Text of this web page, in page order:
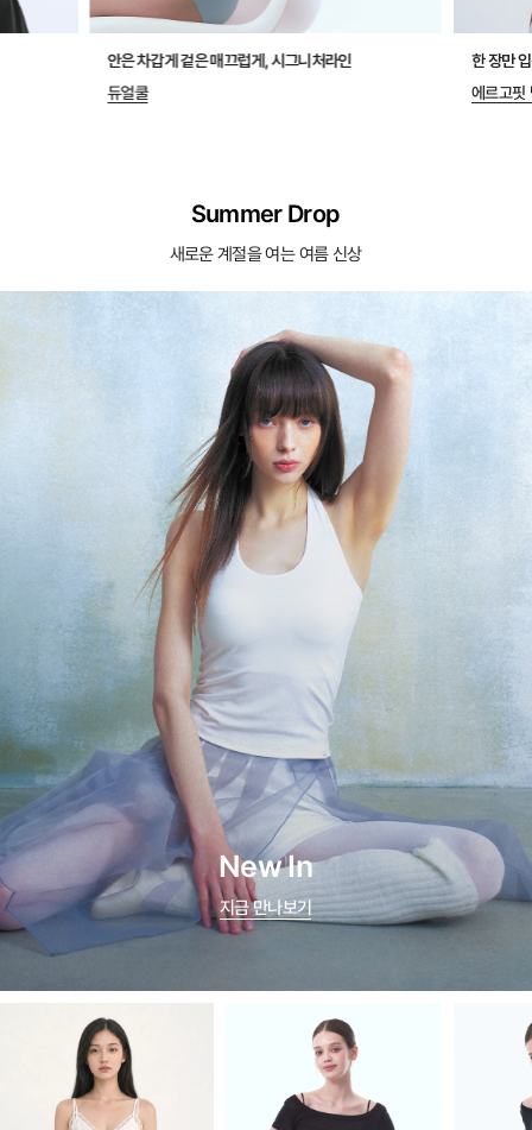
안은 차갑게 겉은 매끄럽게, 시그니처라인
듀얼쿨
한 장만
에르고핏
Summer Drop
새로운 계절을 여는 여름 신상
New In
지금 만나보기